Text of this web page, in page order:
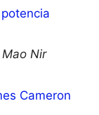
Mao Nir
Cameron